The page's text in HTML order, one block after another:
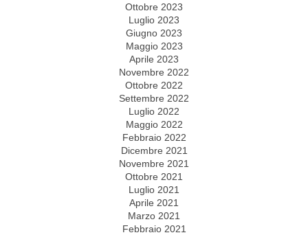
Ottobre 2023
Luglio 2023
Giugno 2023
Maggio 2023
Aprile 2023
Novembre 2022
Ottobre 2022
Settembre 2022
Luglio 2022
Maggio 2022
Febbraio 2022
Dicembre 2021
Novembre 2021
Ottobre 2021
Luglio 2021
Aprile 2021
Marzo 2021
Febbraio 2021